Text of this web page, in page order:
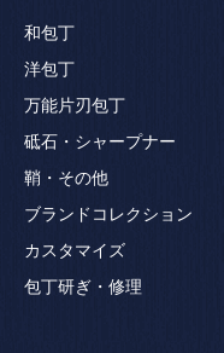
和包丁
洋包丁
万能片刃包丁
砥石・シャープナー
鞘・その他
ブランドコレクション
カスタマイズ
包丁研ぎ・修理